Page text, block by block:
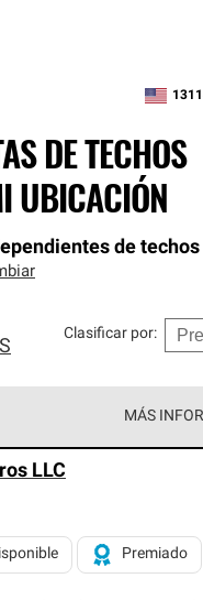
zipcode,
DE TECHOS
UBICACIÓN
de
Clasificar por:
MÁS
el nivel superior de
con estándares estrictos
nuestra mejor
LLC
Premiado